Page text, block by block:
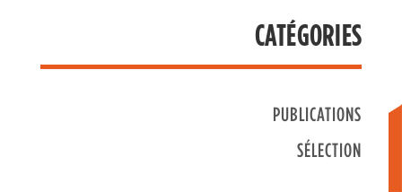
CATÉGORIES
PUBLICATIONS
SÉLECTION